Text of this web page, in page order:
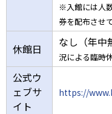
※入館には人
券を配布させ
休館日 なし（年中
況による臨時
公式ウ
ェブサ
イト
https://